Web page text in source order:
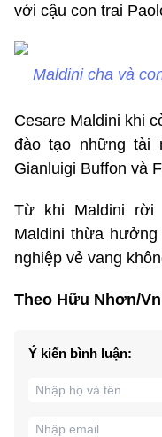
với cậu con trai
Maldini cha và
Cesare Maldini khi
đào tạo những tài
Gianluigi Buffon và
Từ khi Maldini rời
Maldini thừa
nghiệp vẻ vang
Theo Hữu Nhơn/
Ý kiến bình luận: